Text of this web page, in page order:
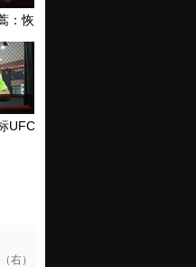
视频
：恢复训练 有望回归擂台
UFC金腰带 不做打酱油
右）